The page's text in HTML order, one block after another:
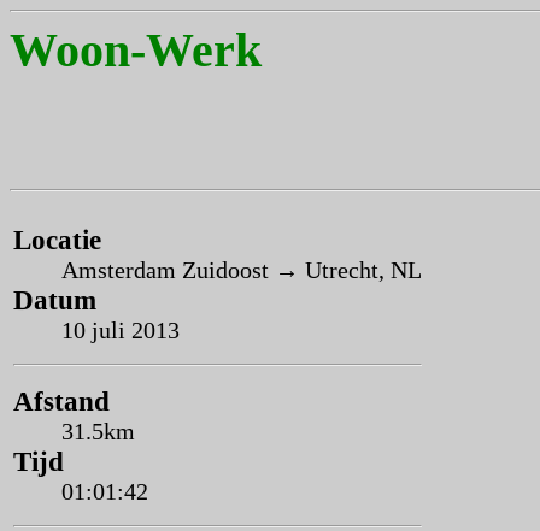
Woon-Werk
Locatie
Amsterdam Zuidoost → Utrecht, NL
Datum
10 juli 2013
Afstand
31.5km
Tijd
01:01:42